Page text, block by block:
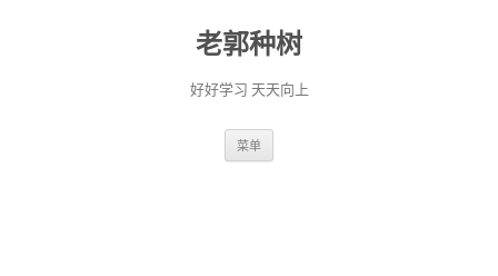
老郭种树
好好学习 天天向上
菜单